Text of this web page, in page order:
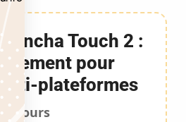
Touch 2 :
pour
plateformes
3 Jours